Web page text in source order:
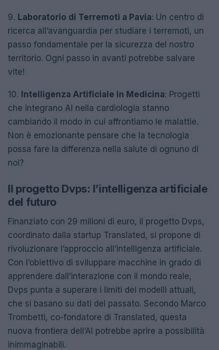
9. Laboratorio di Terremoti a Pavia: Un centro di
ricerca all’avanguardia per studiare i terremoti, un
passo fondamentale per la sicurezza del nostro
territorio. Ogni passo in avanti potrebbe salvare
vite!
10. Intelligenza Artificiale in Medicina: Progetti
che integrano AI nella cardiologia stanno
cambiando il modo in cui affrontiamo le malattie.
Non è emozionante pensare che la tecnologia
possa fare la differenza nella salute di ognuno di
noi?
Il progetto Dvps: l’intelligenza artificiale
del futuro
Finanziato con 29 milioni di euro, il progetto Dvps,
coordinato dalla startup Translated, si propone di
rivoluzionare l’approccio all’intelligenza artificiale.
Con l’obiettivo di sviluppare macchine in grado di
apprendere dall’interazione con il mondo reale,
Dvps punta a superare i limiti dei modelli attuali,
che si basano su dati del passato. Secondo Marco
Trombetti, co-fondatore di Translated, questa
nuova frontiera dell’AI potrebbe aprire a possibilità
inimmaginabili.